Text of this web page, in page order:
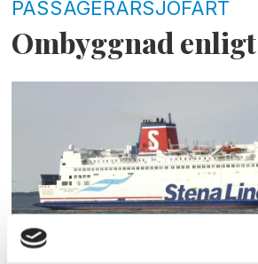
PASSAGERARSJÖFART
Ombyggnad